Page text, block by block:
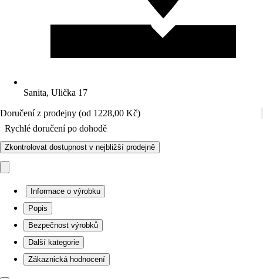
Sanita, Ulička 17
Doručení z prodejny (od 1228,00 Kč)
Rychlé doručení po dohodě
Zkontrolovat dostupnost v nejbližší prodejně
Informace o výrobku
Popis
Bezpečnost výrobků
Další kategorie
Zákaznická hodnocení